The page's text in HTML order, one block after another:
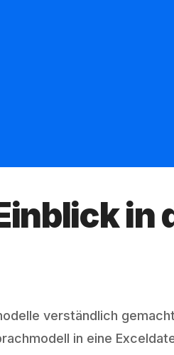
verständlich
in eine